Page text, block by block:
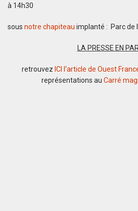
à 14h30
sous notre chapiteau implanté : Parc de
LA PRESSE EN
retrouvez ICI l'article de Ouest
représentations au Carré